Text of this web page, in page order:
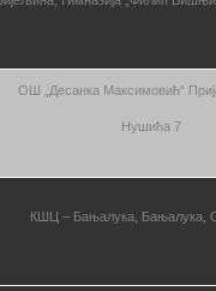
ОШ „Десанка Максимовић“
Нушића 7
КШЦ – Бањалука, Бањалука,